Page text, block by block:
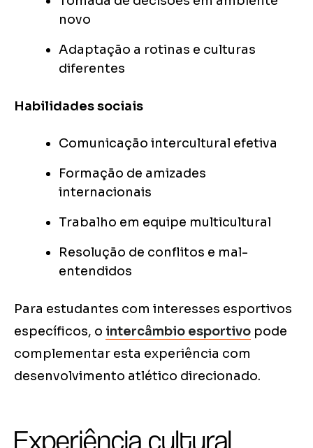
novo
Adaptação a rotinas e culturas
diferentes
Habilidades sociais
Comunicação intercultural efetiva
Formação de amizades
internacionais
Trabalho em equipe multicultural
Resolução de conflitos e mal-
entendidos
Para estudantes com interesses esportivos
específicos, o intercâmbio esportivo pode
complementar esta experiência com
desenvolvimento atlético direcionado.
Experiência cultural